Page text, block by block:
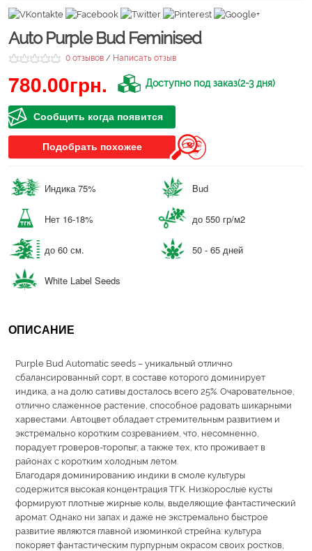
Auto Purple Bud Feminised
0 отзывов / Написать отзыв
780.00грн. Доступно под заказ(2-3 дня)
Сообщить когда появится
Подобрать похожее
Индика 75% Bud
Нет 16-18% до 550 гр/м2
до 60 см. 50 - 65 дней
White Label Seeds
ОПИСАНИЕ
Purple Bud Automatic seeds – уникальный отлично
сбалансированный сорт, в составе которого доминирует
индика, а на долю сативы досталось всего 25%. Очаровательное,
отлично слаженное растение, способное радовать шикарными
харвестами. Автоцвет обладает стремительным развитием и
экстремально коротким созреванием, что, несомненно,
порадует гроверов-торопыг, а также тех, кто проживает в
районах с коротким холодным летом.
Благодаря доминированию индики в смоле культуры
содержится высокая концентрация ТГК. Низкорослые кусты
формируют плотные жирные колы, выделяющие фантастический
аромат. Однако ни запах и даже не экстремально быстрое
развитие являются главной изюминкой стрейна: культура
покоряет фантастическим пурпурным окрасом своих ростков,